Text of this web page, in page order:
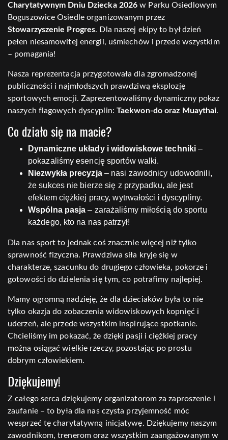
Charytatywnym Dniu Dziecka 2026 w Parku Osiedlowym
Boguszowice Osiedle organizowanym przez
Stowarzyszenie Progres. Dla naszej ekipy to był dzień
pełen niesamowitej energii, uśmiechów i przede wszystkim
– pomagania!
Nasza reprezentacja przygotowała dla zgromadzonej
publiczności i najmłodszych prawdziwą eksplozję
sportowych emocji. Zaprezentowaliśmy dynamiczny pokaz
naszych flagowych dyscyplin: Taekwon-do oraz Muaythai.
Co działo się na macie?
Dynamiczne układy i widowiskowe techniki –
pokazaliśmy esencję sportów walki.
Niezwykła precyzja– nasi zawodnicy udowodnili,
że sukces nie bierze się z przypadku, ale jest
efektem ciężkiej pracy, wytrwałości i dyscypliny.
Wspólna pasja – zarażaliśmy miłością do sportu
każdego, kto na nas patrzył!
Dla nas sport to jednak coś znacznie więcej niż tylko
sprawność fizyczna. Prawdziwa siła kryje się w
charakterze, szacunku do drugiego człowieka, pokorze i
gotowości do dzielenia się tym, co potrafimy najlepiej.
Mamy ogromną nadzieję, że dla dzieciaków była to nie
tylko okazja do zobaczenia widowiskowych kopnięć i
uderzeń, ale przede wszystkim inspirujące spotkanie.
Chcieliśmy im pokazać, że dzięki pasji i ciężkiej pracy
można osiągać wielkie rzeczy, pozostając po prostu
dobrym człowiekiem.
Dziękujemy!
Z całego serca dziękujemy organizatorom za zaproszenie i
zaufanie – to była dla nas czysta przyjemność móc
wesprzeć tę charytatywną inicjatywę. Dziękujemy naszym
zawodnikom, trenerom oraz wszystkim zaangażowanym w